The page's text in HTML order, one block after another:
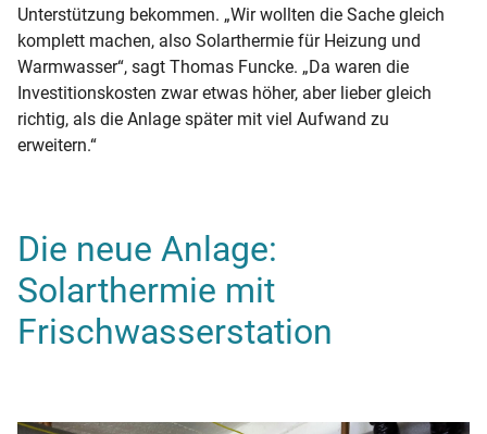
Unterstützung bekommen. „Wir wollten die Sache gleich
komplett machen, also Solarthermie für Heizung und
Warmwasser“, sagt Thomas Funcke. „Da waren die
Investitionskosten zwar etwas höher, aber lieber gleich
richtig, als die Anlage später mit viel Aufwand zu
erweitern.“
Die neue Anlage:
Solarthermie mit
Frischwasserstation